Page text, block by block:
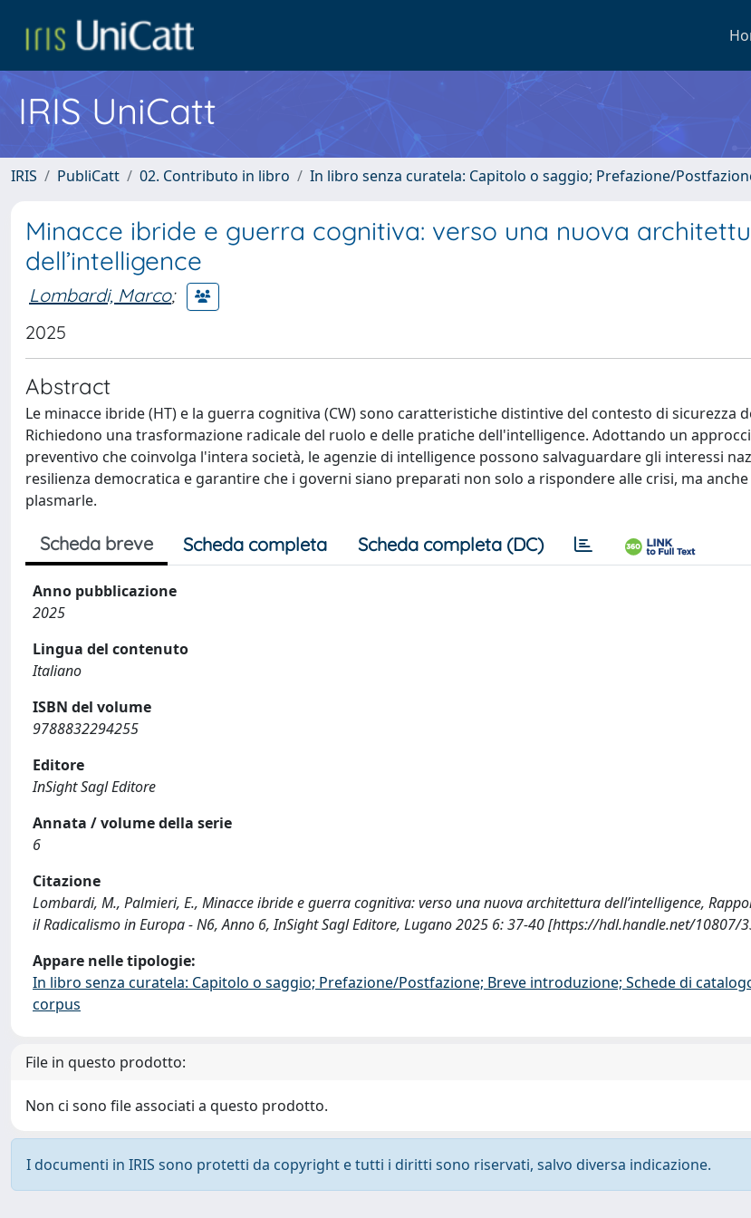
IRIS UniCatt
IRIS PubliCatt 02. Contributo in libro In libro senza curatela: Capitolo o saggio; Prefazione/
Minacce ibride e guerra cognitiva: verso una nuova
dell’intelligence
Lombardi, Marco;
2025
Abstract
Le minacce ibride (HT) e la guerra cognitiva (CW) sono caratteristiche distintive del contesto di sicurezza
Richiedono una trasformazione radicale del ruolo e delle pratiche dell'intelligence. Adottando un
preventivo che coinvolga l'intera società, le agenzie di intelligence possono salvaguardare gli interessi
resilienza democratica e garantire che i governi siano preparati non solo a rispondere alle crisi, ma
plasmarle.
Scheda breve Scheda completa Scheda completa (DC)
Anno pubblicazione
2025
Lingua del contenuto
Italiano
ISBN del volume
9788832294255
Editore
InSight Sagl Editore
Annata / volume della serie
6
Citazione
Lombardi, M., Palmieri, E., Minacce ibride e guerra cognitiva: verso una nuova architettura dell’intelligence,
il Radicalismo in Europa - N6, Anno 6, InSight Sagl Editore, Lugano 2025 6: 37-40 [https://hdl.handle.net/10807/
Appare nelle tipologie:
In libro senza curatela: Capitolo o saggio; Prefazione/Postfazione; Breve introduzione; Schede di
corpus
File in questo prodotto:
Non ci sono file associati a questo prodotto.
I documenti in IRIS sono protetti da copyright e tutti i diritti sono riservati, salvo diversa indicazione.